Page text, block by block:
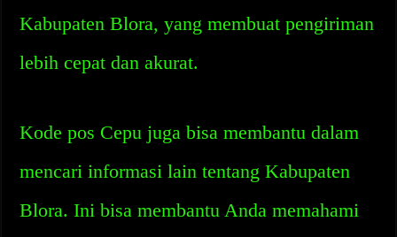
Kabupaten Blora, yang membuat pengiriman
lebih cepat dan akurat.
Kode pos Cepu juga bisa membantu dalam
mencari informasi lain tentang Kabupaten
Blora. Ini bisa membantu Anda memahami